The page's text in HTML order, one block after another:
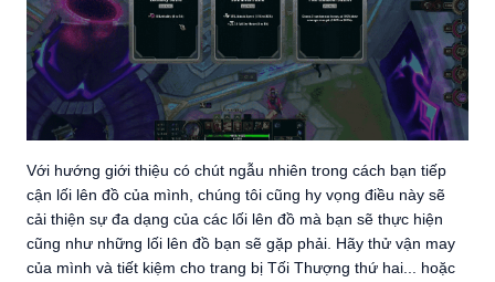
Với hướng giới thiệu có chút ngẫu nhiên trong cách bạn tiếp
cận lối lên đồ của mình, chúng tôi cũng hy vọng điều này sẽ
cải thiện sự đa dạng của các lối lên đồ mà bạn sẽ thực hiện
cũng như những lối lên đồ bạn sẽ gặp phải. Hãy thử vận may
của mình và tiết kiệm cho trang bị Tối Thượng thứ hai... hoặc